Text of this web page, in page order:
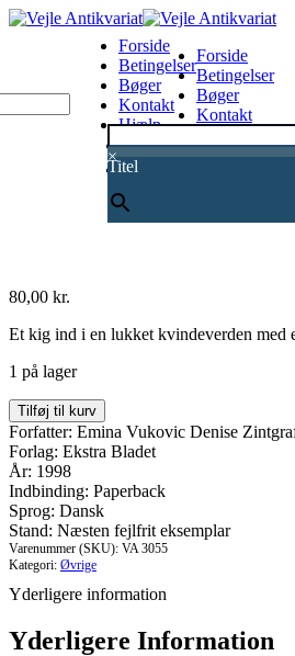
×
Titel
Forside
Betingelser
Bøger
Kontakt
Hjælp
0
Forside
Betingelser
Bøger
Kontakt
80,00 kr.
Et kig ind i en lukket kvindeverden med
1 på lager
Harem
antal
Tilføj til kurv
Forfatter: Emina Vukovic Denise
Forlag: Ekstra Bladet
År: 1998
Indbinding: Paperback
Sprog: Dansk
Stand: Næsten fejlfrit eksemplar
Varenummer (SKU): VA 3055
Kategori: Øvrige
Yderligere information
Yderligere Information